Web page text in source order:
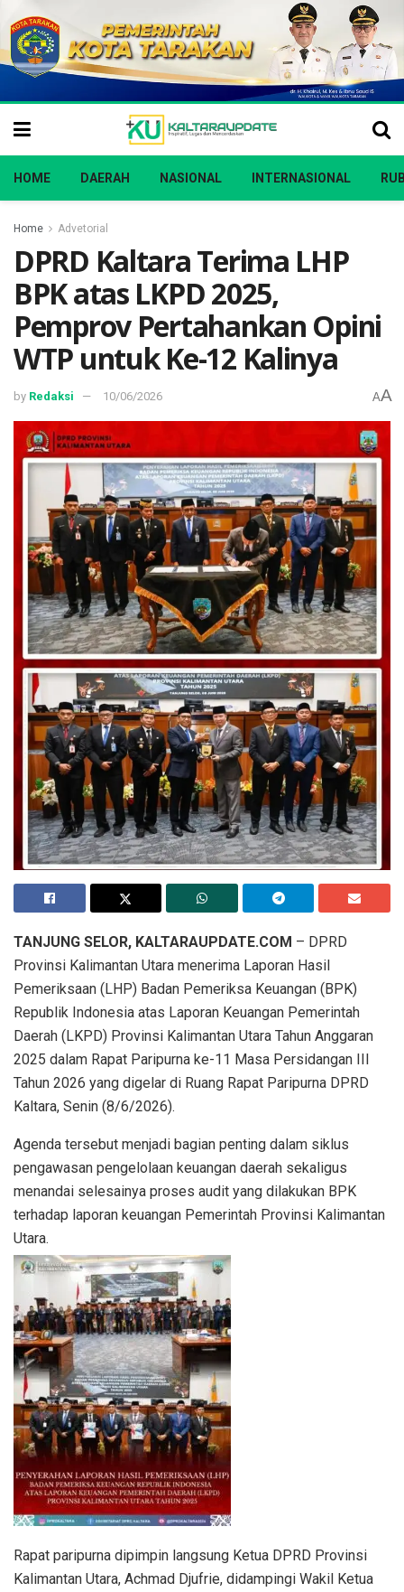
HOME DAERAH NASIONAL INTERNASIONAL
Home Advetorial
DPRD Kaltara Terima LHP
BPK atas LKPD 2025,
Pemprov Pertahankan Opini
WTP untuk Ke-12 Kalinya
by Redaksi 10/06/2026 AA
TANJUNG SELOR, KALTARAUPDATE.COM – DPRD
Provinsi Kalimantan Utara menerima Laporan Hasil
Pemeriksaan (LHP) Badan Pemeriksa Keuangan (BPK)
Republik Indonesia atas Laporan Keuangan Pemerintah
Daerah (LKPD) Provinsi Kalimantan Utara Tahun Anggaran
2025 dalam Rapat Paripurna ke-11 Masa Persidangan III
Tahun 2026 yang digelar di Ruang Rapat Paripurna DPRD
Kaltara, Senin (8/6/2026).
Agenda tersebut menjadi bagian penting dalam siklus
pengawasan pengelolaan keuangan daerah sekaligus
menandai selesainya proses audit yang dilakukan BPK
terhadap laporan keuangan Pemerintah Provinsi Kalimantan
Utara.
Rapat paripurna dipimpin langsung Ketua DPRD Provinsi
Kalimantan Utara, Achmad Djufrie, didampingi Wakil Ketua